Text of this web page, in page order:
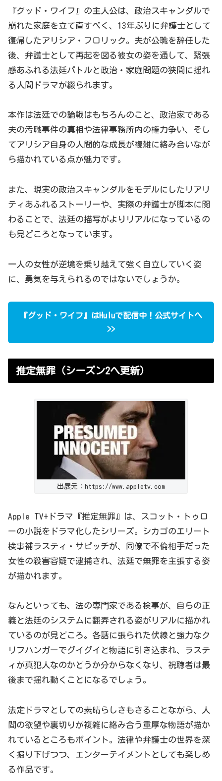
『グッド・ワイフ』の主人公は、政治スキャンダルで
崩れた家庭を立て直すべく、13年ぶりに弁護士として
復帰したアリシア・フロリック。夫が公職を辞任した
後、弁護士として再起を図る彼女の姿を通して、緊張
感あふれる法廷バトルと政治・家庭問題の狭間に揺れ
る人間ドラマが綴られます。
本作は法廷での論戦はもちろんのこと、政治家である
夫の汚職事件の真相や法律事務所内の権力争い、そし
てアリシア自身の人間的な成長が複雑に絡み合いなが
ら描かれている点が魅力です。
また、現実の政治スキャンダルをモデルにしたリアリ
ティあふれるストーリーや、実際の弁護士が脚本に関
わることで、法廷の描写がよりリアルになっているの
も見どころとなっています。
一人の女性が逆境を乗り越えて強く自立していく姿
に、勇気を与えられるのではないでしょうか。
『グッド・ワイフ』はHuluで配信中！公式サイトへ
>>
推定無罪（シーズン2へ更新）
出展元：https://www.appletv.com
Apple TV+ ドラマ
『推定無罪』は、スコット・トゥロ
ーの小説をドラマ化したシリーズ。シカゴのエリート
検事補ラスティ・サビッチが、 同僚で不倫相手だった
女性の殺害容疑で逮捕され、法廷で無罪を主張する姿
が描かれます。
なんといっても、法の専門家である検事が、自らの正
義と法廷のシステムに翻弄される姿がリアルに描かれ
ているのが見どころ。各話に張られた伏線と強力なク
リフハンガーでグイグイと物語に引き込まれ、ラステ
ィが真犯人なのかどうか分からなくなり、視聴者は最
後まで揺れ動くことになるでしょう。
法定ドラマとしての素晴らしさもさることながら、人
間の欲望や裏切りが複雑に絡み合う重厚な物語が描か
れているところもポイント。法律や弁護士の世界を深
く掘り下げつつ、エンターテイメントとしても楽しめ
る作品です。